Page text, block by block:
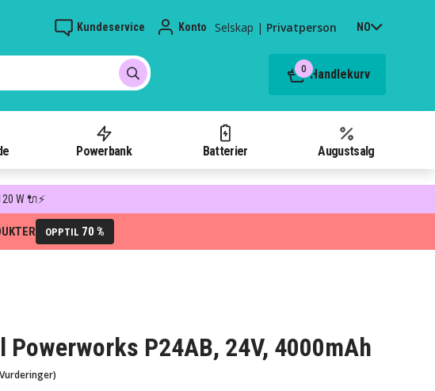
Kundeservice Konto Selskap | Privatperson NO
0 Handlekurv
Powerbank Batterier Augustsalg
W 🔌⚡
OPPTIL 70 %
P24AB, 24V, 4000mAh